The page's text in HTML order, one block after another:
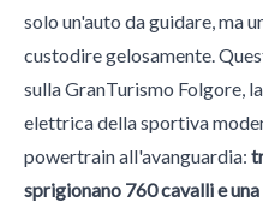
solo un'auto da guidare, ma
custodire gelosamente.
sulla GranTurismo Folgore,
elettrica della sportiva
powertrain all'avanguardia:
sprigionano 760 cavalli e